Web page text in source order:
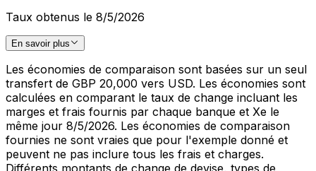
Taux obtenus le 8/5/2026
En savoir plus
Les économies de comparaison sont basées sur un seul
transfert de GBP 20,000 vers USD. Les économies sont
calculées en comparant le taux de change incluant les
marges et frais fournis par chaque banque et Xe le
même jour 8/5/2026. Les économies de comparaison
fournies ne sont vraies que pour l'exemple donné et
peuvent ne pas inclure tous les frais et charges.